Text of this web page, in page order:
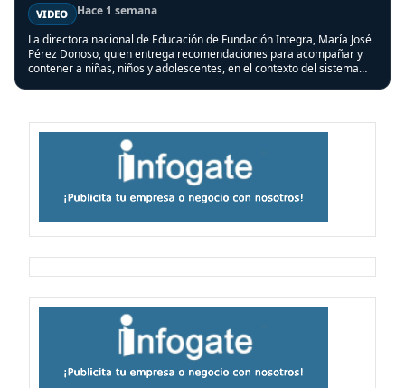
VIDEO
Hace 1 semana
La directora nacional de Educación de Fundación Integra, María José
Pérez Donoso, quien entrega recomendaciones para acompañar y
contener a niñas, niños y adolescentes, en el contexto del sistema